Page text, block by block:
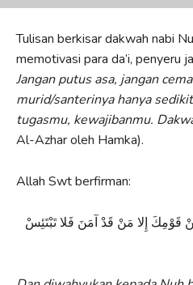
Tulisan berkisar dakwah nabi
memotivasi para da’i, penyeru
Jangan putus asa, jangan
murid/santerinya hanya
tugasmu, kewajibanmu.
Al-Azhar oleh Hamka).
Allah Swt berfirman:
قَوْمِكَ إِلا مَنْ قَدْ آمَنَ فَلا تَبْتَئِسْ